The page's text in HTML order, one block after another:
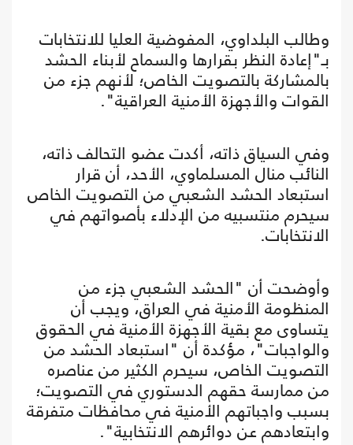
وطالب البلداوي، المفوضية العليا للانتخابات
بـ"إعادة النظر بقرارها والسماح لأبناء الحشد
بالمشاركة بالتصويت الخاص؛ لأنهم جزء من
القوات والأجهزة الأمنية العراقية".
وفي السياق ذاته، أكدت عضو التحالف ذاته،
النائب منال المسلماوي، الأحد، أن قرار
استبعاد الحشد الشعبي من التصويت الخاص
سيحرم منتسبيه من الإدلاء بأصواتهم في
الانتخابات.
وأوضحت أن "الحشد الشعبي جزء من
المنظومة الأمنية في العراق، ويجب أن
يتساوى مع بقية الأجهزة الأمنية في الحقوق
والواجبات"، مؤكدة أن "استبعاد الحشد من
التصويت الخاص، سيحرم الكثير من عناصره
من ممارسة حقهم الدستوري في التصويت؛
بسبب واجباتهم الأمنية في محافظات متفرقة
وابتعادهم عن دوائرهم الانتخابية".